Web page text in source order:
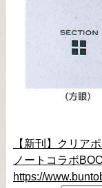
【新刊】クリア
ノートコラボ
https://